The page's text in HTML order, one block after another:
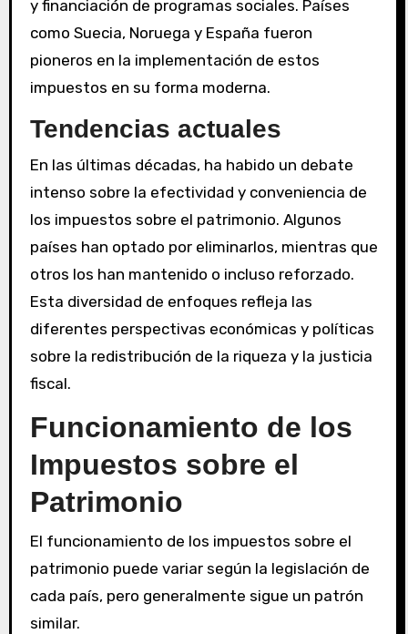
y financiación de programas sociales. Países
como Suecia, Noruega y España fueron
pioneros en la implementación de estos
impuestos en su forma moderna.
Tendencias actuales
En las últimas décadas, ha habido un debate
intenso sobre la efectividad y conveniencia de
los impuestos sobre el patrimonio. Algunos
países han optado por eliminarlos, mientras que
otros los han mantenido o incluso reforzado.
Esta diversidad de enfoques refleja las
diferentes perspectivas económicas y políticas
sobre la redistribución de la riqueza y la justicia
fiscal.
Funcionamiento de los
Impuestos sobre el
Patrimonio
El funcionamiento de los impuestos sobre el
patrimonio puede variar según la legislación de
cada país, pero generalmente sigue un patrón
similar.